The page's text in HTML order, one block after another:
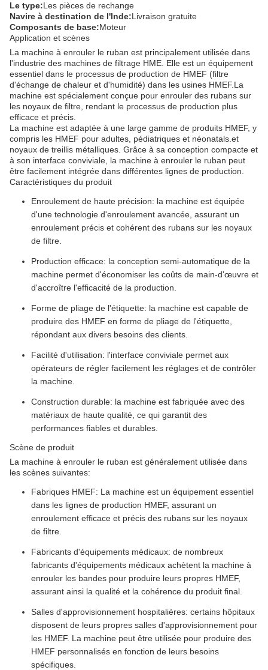
Le type:Les pièces de rechange
Navire à destination de l'Inde:Livraison gratuite
Composants de base:Moteur
Application et scènes
La machine à enrouler le ruban est principalement utilisée dans
l'industrie des machines de filtrage HME. Elle est un équipement
essentiel dans le processus de production de HMEF (filtre
d'échange de chaleur et d'humidité) dans les usines HMEF.La
machine est spécialement conçue pour enrouler des rubans sur
les noyaux de filtre, rendant le processus de production plus
efficace et précis.
La machine est adaptée à une large gamme de produits HMEF, y
compris les HMEF pour adultes, pédiatriques et néonatals.et
noyaux de treillis métalliques. Grâce à sa conception compacte et
à son interface conviviale, la machine à enrouler le ruban peut
être facilement intégrée dans différentes lignes de production.
Caractéristiques du produit
Enroulement de haute précision: la machine est équipée
d'une technologie d'enroulement avancée, assurant un
enroulement précis et cohérent des rubans sur les noyaux
de filtre.
Production efficace: la conception semi-automatique de la
machine permet d'économiser les coûts de main-d'œuvre et
d'accroître l'efficacité de la production.
Forme de pliage de l'étiquette: la machine est capable de
produire des HMEF en forme de pliage de l'étiquette,
répondant aux divers besoins des clients.
Facilité d'utilisation: l'interface conviviale permet aux
opérateurs de régler facilement les réglages et de contrôler
la machine.
Construction durable: la machine est fabriquée avec des
matériaux de haute qualité, ce qui garantit des
performances fiables et durables.
Scène de produit
La machine à enrouler le ruban est généralement utilisée dans
les scènes suivantes:
Fabriques HMEF: La machine est un équipement essentiel
dans les lignes de production HMEF, assurant un
enroulement efficace et précis des rubans sur les noyaux
de filtre.
Fabricants d'équipements médicaux: de nombreux
fabricants d'équipements médicaux achètent la machine à
enrouler les bandes pour produire leurs propres HMEF,
assurant ainsi la qualité et la cohérence du produit final.
Salles d'approvisionnement hospitalières: certains hôpitaux
disposent de leurs propres salles d'approvisionnement pour
les HMEF. La machine peut être utilisée pour produire des
HMEF personnalisés en fonction de leurs besoins
spécifiques.